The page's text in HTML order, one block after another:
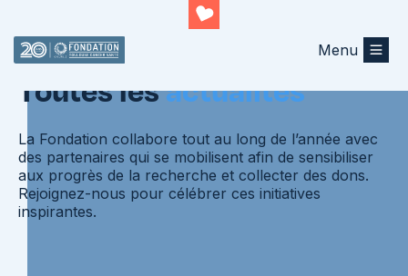
Menu
Toutes lesactualités
La Fondation collabore tout au long de l’année avec
des partenaires qui se mobilisent afin de sensibiliser
aux progrès de la recherche et collecter des dons.
Rejoignez-nous pour célébrer ces initiatives
inspirantes.